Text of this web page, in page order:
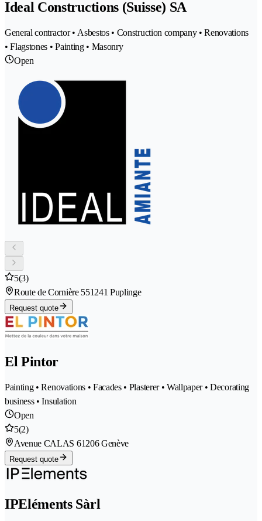
Ideal Constructions (Suisse) SA
General contractor • Asbestos • Construction company • Renovations
• Flagstones • Painting • Masonry
Open
5(3)
Route de Cornière 551241 Puplinge
Request quote
El Pintor
Painting • Renovations • Facades • Plasterer • Wallpaper • Decorating
business • Insulation
Open
5(2)
Avenue CALAS 61206 Genève
Request quote
IPEléments Sàrl